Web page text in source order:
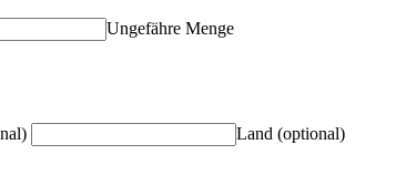
Ungefähre Menge
Land (optional)